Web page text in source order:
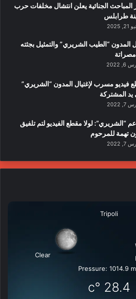
المباحث الجنائية يعلن انتشال مخلفات حرب
طرابلس
2025
المدون “الطيب الشريري” والتمثيل بجثته
6, 2022
فيديو مسرب لإغتيال المدون “الشريري”
المشتركة
2022
“الشريري”: لولا مقطع الفيديو لتم تلفيق
تهمة للمرحوم
2022
Tripoli
Clear
Pressure: 1014.9
28.4
°c